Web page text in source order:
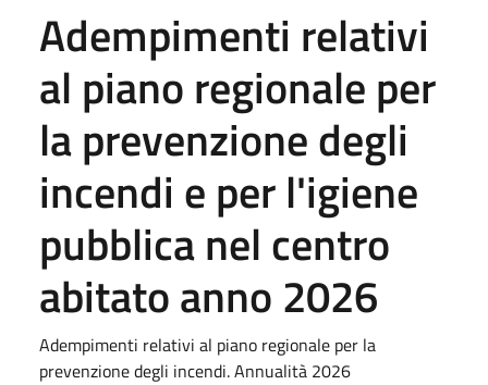
Adempimenti relativi
al piano regionale per
la prevenzione degli
incendi e per l'igiene
pubblica nel centro
abitato anno 2026
Adempimenti relativi al piano regionale per la
prevenzione degli incendi. Annualità 2026